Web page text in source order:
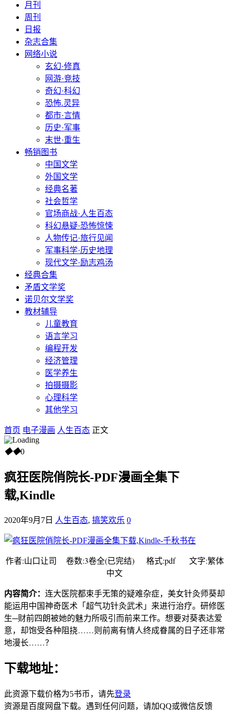
月刊
周刊
日报
杂志合集
网络小说
玄幻·修真
网游·竞技
奇幻·科幻
恐怖.灵异
都市·言情
历史·军事
末世·重生
畅销图书
中国文学
外国文学
经典名著
社会哲学
官场商战·人生百态
科幻悬疑·恐怖惊悚
人物传记·旅行见闻
军事科学·历史地理
现代文学·励志鸡汤
经典合集
矛盾文学奖
诺贝尔文学奖
教材辅导
儿童教育
语言学习
编程开发
经济管理
医学养生
拍摄摄影
心理科学
其他学习
首页 电子漫画 人生百态 正文
◆◆0
疯狂医院俏院长-PDF漫画全集下
载,Kindle
2020年9月7日 人生百态, 搞笑欢乐 0
作者:山口让司 卷数:3卷全(已完结) 格式:pdf 文字:繁体
中文
内容简介： 连大医院都束手无策的疑难杂症，美女针灸师葵却
能运用中国神奇医术「超气功针灸武术」来进行治疗。研修医
生─财前四朗被她的魅力所吸引而前来工作。想要对葵表达爱
意，却饱受各种阻挠……则前离有情人终成眷属的日子还非常
地漫长……？
下载地址：
此资源下载价格为5书币，请先登录
资源是百度网盘下载。遇到任何问题，请加QQ或微信反馈